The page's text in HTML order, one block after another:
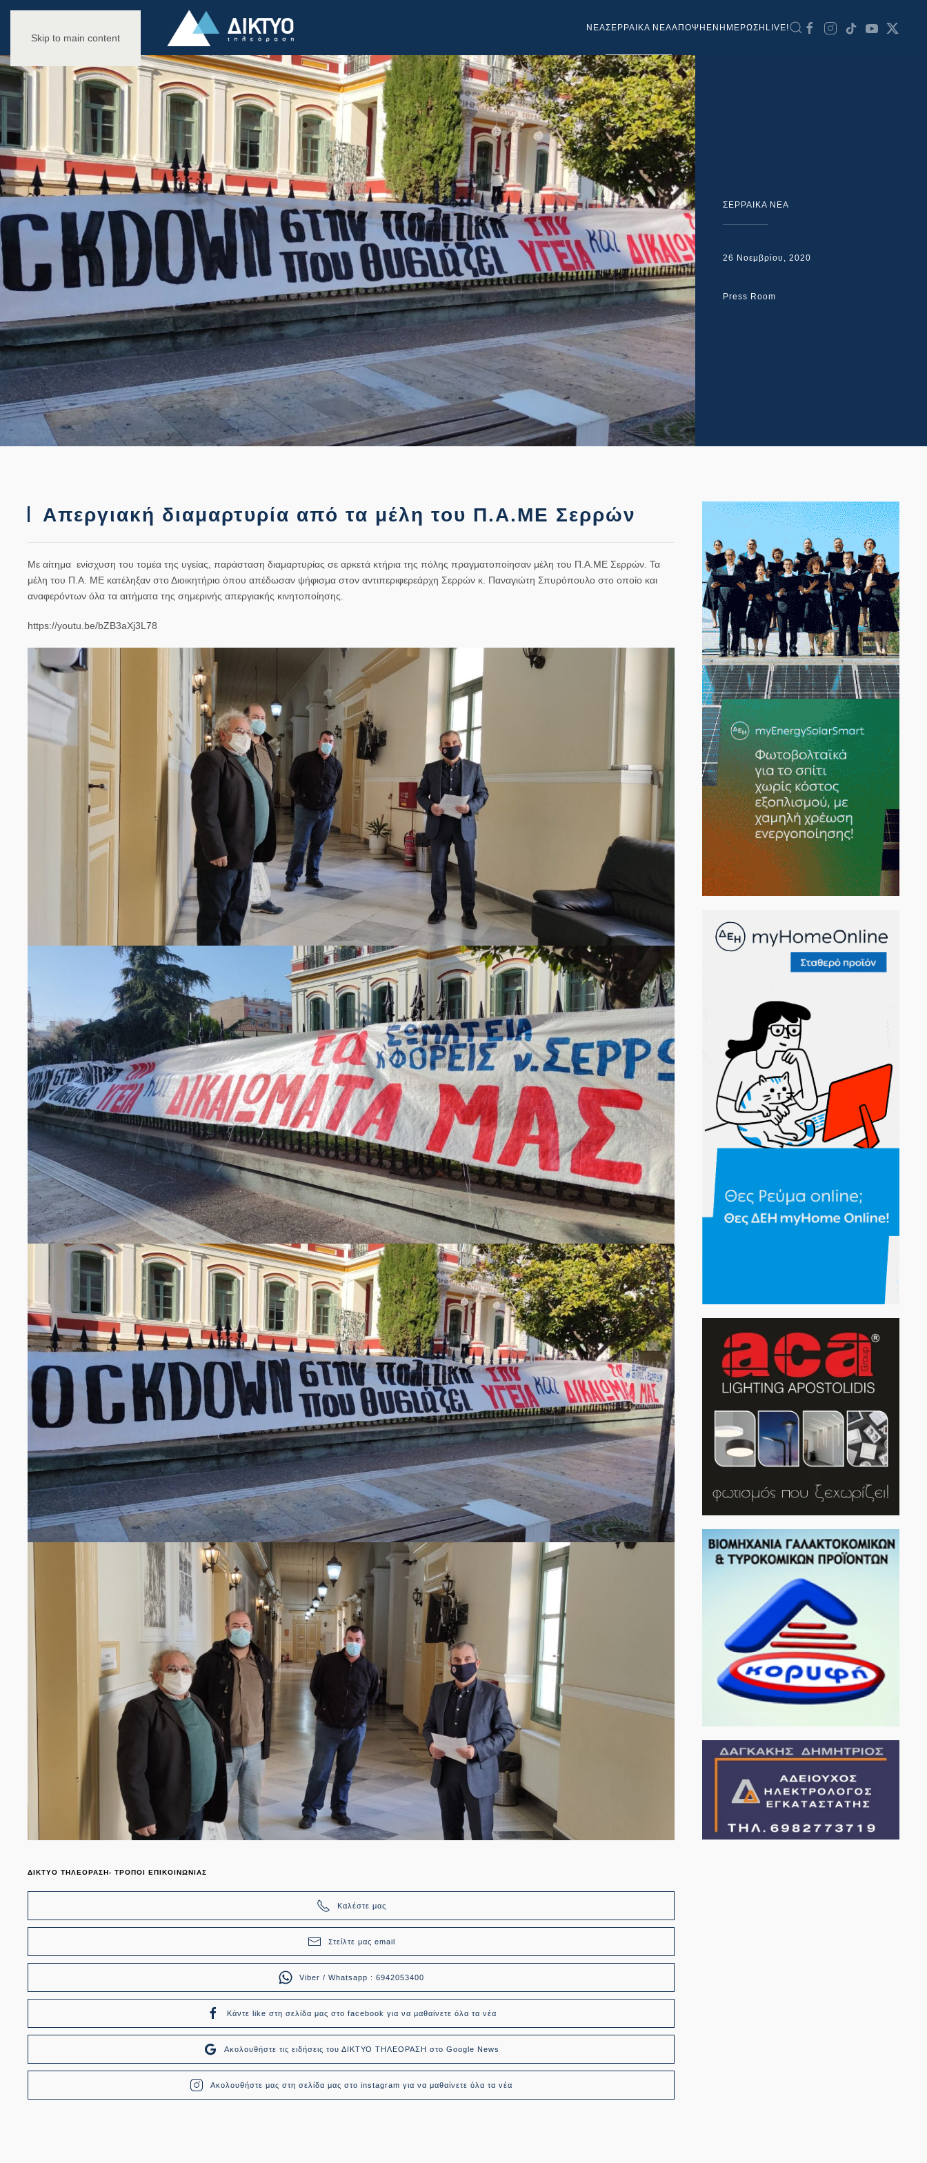
Skip to main content
NEAΣΕΡΡΑΙΚΑ ΝΕΑΑΠΟΨΗ ΕΝΗΜΕΡΩΣΗ LIVE!
ΣΕΡΡΑΙΚΑ ΝΕΑ
26 Νοεμβρίου, 2020
Press Room
Απεργιακή διαμαρτυρία από τα μέλη του Π.Α.ΜΕ Σερρών
Με αίτημα ενίσχυση του τομέα της υγείας, παράσταση διαμαρτυρίας σε αρκετά κτήρια της πόλης πραγματοποίησαν μέλη του Π.Α.ΜΕ Σερρών. Τα
μέλη του Π.Α. ΜΕ κατέληξαν στο Διοικητήριο όπου απέδωσαν ψήφισμα στον αντιπεριφερεάρχη Σερρών κ. Παναγιώτη Σπυρόπουλο στο οποίο και
αναφερόντων όλα τα αιτήματα της σημερινής απεργιακής κινητοποίησης.
https://youtu.be/bZB3aXj3L78
ΔΙΚΤΥΟ ΤΗΛΕΟΡΑΣΗ- ΤΡΟΠΟΙ ΕΠΙΚΟΙΝΩΝΙΑΣ
Καλέστε μας
Στείλτε μας email
Viber / Whatsapp : 6942053400
Κάντε like στη σελίδα μας στο facebook για να μαθαίνετε όλα τα νέα
Ακολουθήστε τις ειδήσεις του ΔΙΚΤΥΟ ΤΗΛΕΟΡΑΣΗ στο Google News
Ακολουθήστε μας στη σελίδα μας στο instagram για να μαθαίνετε όλα τα νέα